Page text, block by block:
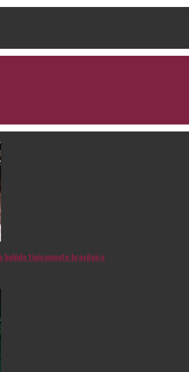
bebida tipicamente brasileira